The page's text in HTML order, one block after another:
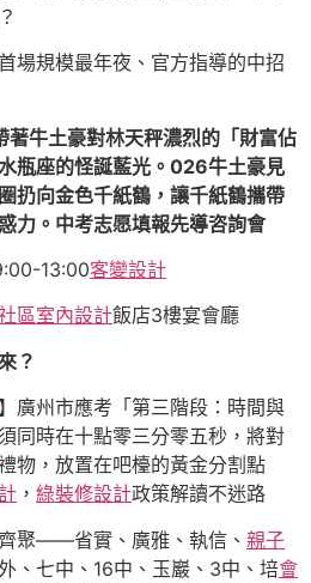
場規模最年夜、官方指導的中招
牛土豪對林天秤濃烈的「財富佔
瓶座的怪誕藍光。026牛土豪見
扔向金色千紙鶴，讓千紙鶴攜帶
力。中考志愿填報先導咨詢會
13:00客變設計
區室內設計飯店3樓宴會廳
？
廣州市應考「第三階段：時間與
同時在十點零三分零五秒，將對
物，放置在吧檯的黃金分割點
， 綠裝修設計政策解讀不迷路
聚——省實、廣雅、執信、 親子
、七中、16中、玉巖、3中、培會